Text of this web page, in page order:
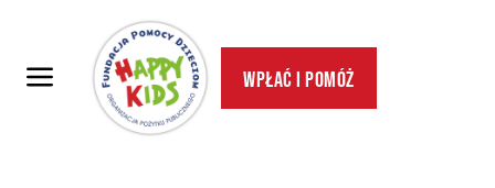
Wpłać i pomóż